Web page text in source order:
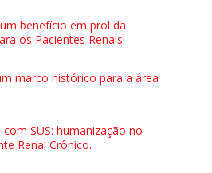
benefício em prol da
os Pacientes Renais!
marco histórico para a área
SUS: humanização no
Renal Crônico.